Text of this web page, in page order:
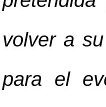
volver a
para el